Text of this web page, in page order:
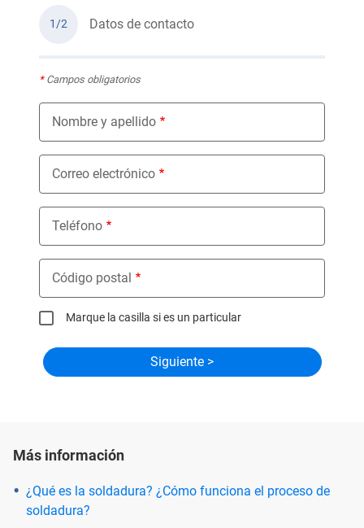
1/2 Datos de contacto
*Campos obligatorios
Nombre y apellido
Correo electrónico
Teléfono
Código postal
Marque la casilla si es un particular
Más información
¿Qué es la soldadura? ¿Cómo funciona el proceso de
soldadura?